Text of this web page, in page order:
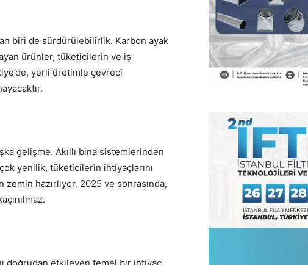
biri de sürdürülebilirlik. Karbon ayak
ürünler, tüketicilerin ve iş
yerli üretimle çevreci
gelişme. Akıllı bina sistemlerinden
yenilik, tüketicilerin ihtiyaçlarını
hazırlıyor. 2025 ve sonrasında,